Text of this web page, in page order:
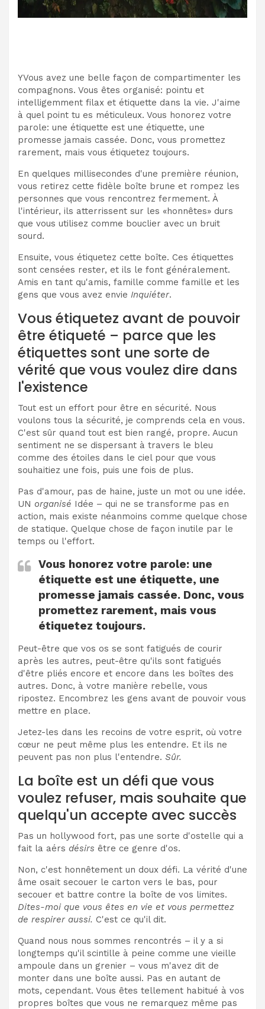
YVous avez une belle façon de compartimenter les
compagnons. Vous êtes organisé: pointu et
intelligemment filax et étiquette dans la vie. J'aime
à quel point tu es méticuleux. Vous honorez votre
parole: une étiquette est une étiquette, une
promesse jamais cassée. Donc, vous promettez
rarement, mais vous étiquetez toujours.
En quelques millisecondes d'une première réunion,
vous retirez cette fidèle boîte brune et rompez les
personnes que vous rencontrez fermement. À
l'intérieur, ils atterrissent sur les «honnêtes» durs
que vous utilisez comme bouclier avec un bruit
sourd.
Ensuite, vous étiquetez cette boîte. Ces étiquettes
sont censées rester, et ils le font généralement.
Amis en tant qu'amis, famille comme famille et les
gens que vous avez envie Inquiéter.
Vous étiquetez avant de pouvoir
être étiqueté – parce que les
étiquettes sont une sorte de
vérité que vous voulez dire dans
l'existence
Tout est un effort pour être en sécurité. Nous
voulons tous la sécurité, je comprends cela en vous.
C'est sûr quand tout est bien rangé, propre. Aucun
sentiment ne se dispersant à travers le bleu
comme des étoiles dans le ciel pour que vous
souhaitiez une fois, puis une fois de plus.
Pas d'amour, pas de haine, juste un mot ou une idée.
UN organisé Idée – qui ne se transforme pas en
action, mais existe néanmoins comme quelque chose
de statique. Quelque chose de façon inutile par le
temps ou l'effort.
Vous honorez votre parole: une
étiquette est une étiquette, une
promesse jamais cassée. Donc, vous
promettez rarement, mais vous
étiquetez toujours.
Peut-être que vos os se sont fatigués de courir
après les autres, peut-être qu'ils sont fatigués
d'être pliés encore et encore dans les boîtes des
autres. Donc, à votre manière rebelle, vous
ripostez. Encombrez les gens avant de pouvoir vous
mettre en place.
Jetez-les dans les recoins de votre esprit, où votre
cœur ne peut même plus les entendre. Et ils ne
peuvent pas non plus l'entendre. Sûr.
La boîte est un défi que vous
voulez refuser, mais souhaite que
quelqu'un accepte avec succès
Pas un hollywood fort, pas une sorte d'ostelle qui a
fait la aérs désirs être ce genre d'os.
Non, c'est honnêtement un doux défi. La vérité d'une
âme osait secouer le carton vers le bas, pour
secouer et battre contre la boîte de vos limites.
Dites-moi que vous êtes en vie et vous permettez
de respirer aussi. C'est ce qu'il dit.
Quand nous nous sommes rencontrés – il y a si
longtemps qu'il scintille à peine comme une vieille
ampoule dans un grenier – vous m'avez dit de
monter dans une boîte aussi. Pas en autant de
mots, cependant. Vous êtes tellement habitué à vos
propres boîtes que vous ne remarquez même pas